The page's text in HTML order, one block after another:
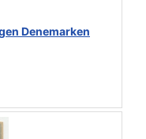
Denemarken